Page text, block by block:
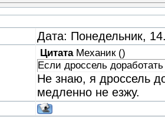
Дата: Понедельник,
Цитата Механик()
Если дроссель
Не знаю, я дроссель
медленно не езжу.